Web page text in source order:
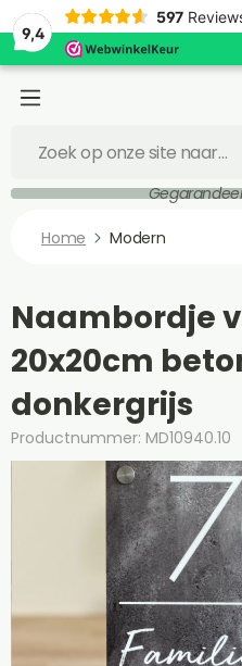
9,4
597
Home Modern
Naambordje
20x20cm
donkergrijs
Productnummer: MD10940.10